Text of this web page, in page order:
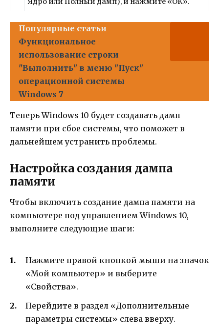
Популярные статьи
Функциональное
использование строки
"Выполнить" в меню "Пуск"
операционной системы
Windows 7
Теперь Windows 10 будет создавать дамп
памяти при сбое системы, что поможет в
дальнейшем устранить проблемы.
Настройка создания дампа
памяти
Чтобы включить создание дампа памяти на
компьютере под управлением Windows 10,
выполните следующие шаги:
Нажмите правой кнопкой мыши на значок
«Мой компьютер» и выберите
«Свойства».
Перейдите в раздел «Дополнительные
параметры системы» слева вверху.